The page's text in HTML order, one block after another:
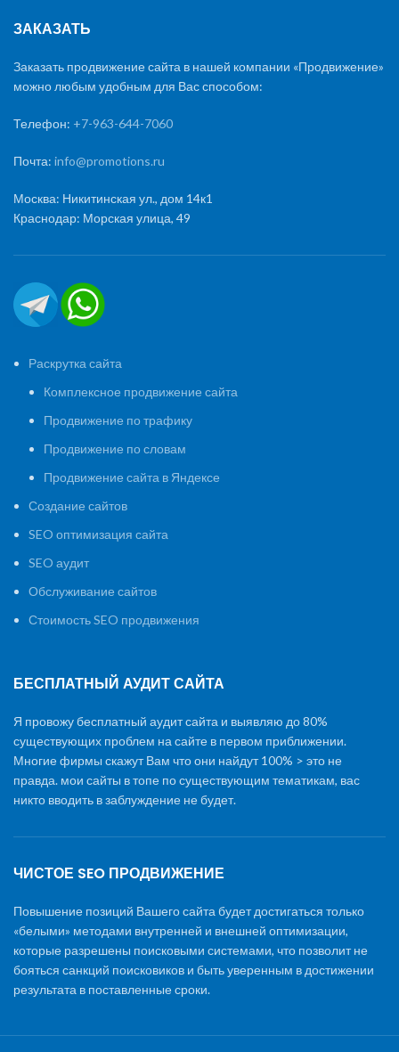
ЗАКАЗАТЬ
Заказать продвижение сайта в нашей компании «Продвижение»
можно любым удобным для Вас способом:
Телефон: +7-963-644-7060
Почта: info@promotions.ru
Москва: Никитинская ул., дом 14к1
Краснодар: Морская улица, 49
Раскрутка сайта
Комплексное продвижение сайта
Продвижение по трафику
Продвижение по словам
Продвижение сайта в Яндексе
Создание сайтов
SEO оптимизация сайта
SEO аудит
Обслуживание сайтов
Стоимость SEO продвижения
БЕСПЛАТНЫЙ АУДИТ САЙТА
Я провожу бесплатный аудит сайта и выявляю до 80%
существующих проблем на сайте в первом приближении.
Многие фирмы скажут Вам что они найдут 100% > это не
правда. мои сайты в топе по существующим тематикам, вас
никто вводить в заблуждение не будет.
ЧИСТОЕ SEO ПРОДВИЖЕНИЕ
Повышение позиций Вашего сайта будет достигаться только
«белыми» методами внутренней и внешней оптимизации,
которые разрешены поисковыми системами, что позволит не
бояться санкций поисковиков и быть уверенным в достижении
результата в поставленные сроки.